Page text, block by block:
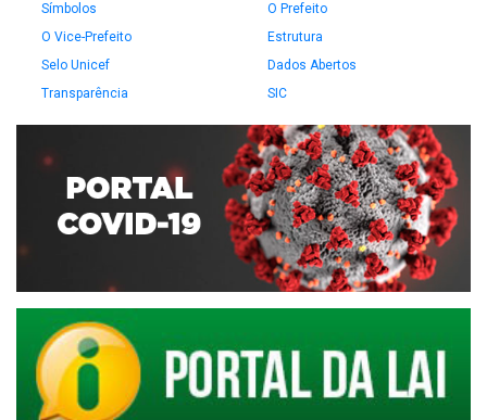
Símbolos
O Prefeito
O Vice-Prefeito
Estrutura
Selo Unicef
Dados Abertos
Transparência
SIC